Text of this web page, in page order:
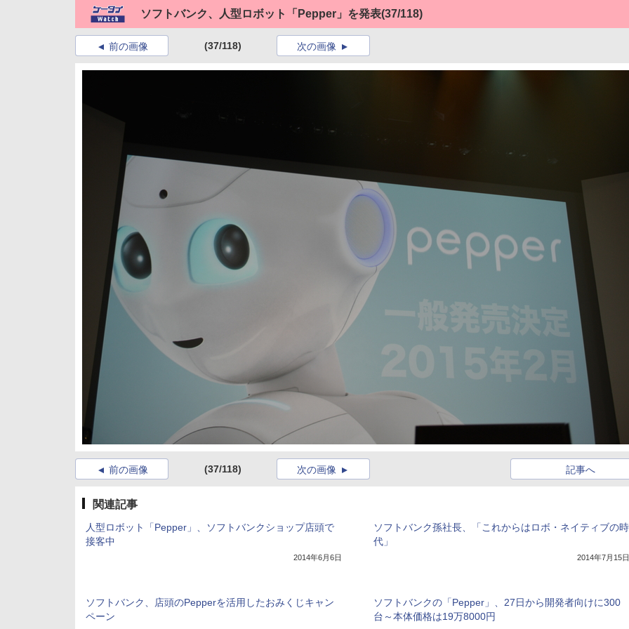
ソフトバンク、人型ロボット「Pepper」を発表(37/118)
前の画像 (37/118) 次の画像
前の画像 (37/118) 記事へ
次の画像
関連記事
人型ロボット「Pepper」、ソフトバンクショップ店頭で
接客中
2014年6月6日
ソフトバンク孫社長、「これからはロボ・ネイティブの時
代」
2014年7月15日
ソフトバンク、店頭のPepperを活用したおみくじキャン
ペーン
ソフトバンクの「Pepper」、27日から開発者向けに300
台～本体価格は19万8000円